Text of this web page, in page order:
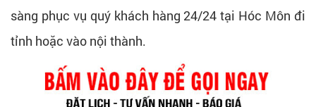
sàng phục vụ quý khách hàng 24/24 tại Hóc Môn đi
tỉnh hoặc vào nội thành.